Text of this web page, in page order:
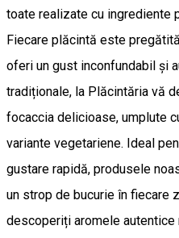
toate realizate cu ingrediente
Fiecare plăcintă este
oferi un gust inconfundabil și
tradiționale, la Plăcintăria vă
focaccia delicioase, umplute
variante vegetariene. Ideal
gustare rapidă, produsele
un strop de bucurie în fiecare
descoperiți aromele